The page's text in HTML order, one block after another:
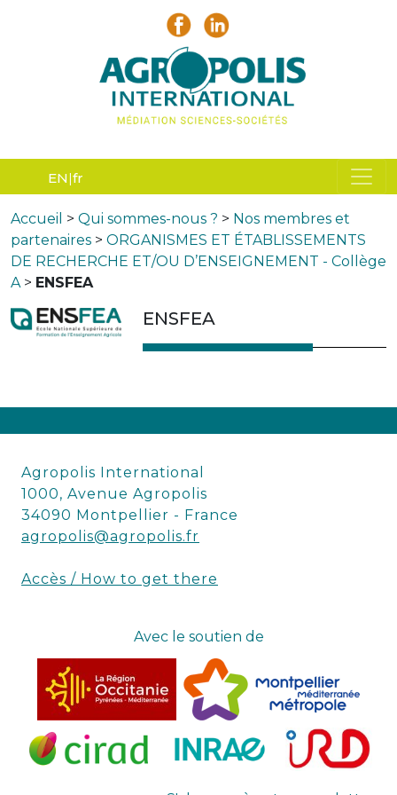
EN fr
Accueil > Qui sommes-nous ? > Nos membres et
partenaires > ORGANISMES ET ÉTABLISSEMENTS
DE RECHERCHE ET/OU D’ENSEIGNEMENT - Collège
A> ENSFEA
ENSFEA
Agropolis International
1000, Avenue Agropolis
34090 Montpellier - France
agropolis@agropolis.fr
Accès / How to get there
Avec le soutien de